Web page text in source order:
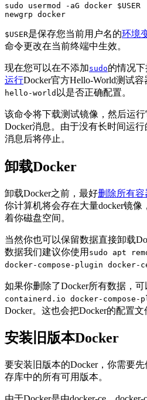
sudo usermod -aG docker $USER
newgrp docker
$USER是保存您当前用户名的环境
命令更改在当前终端中生效。
现在您可以在不添加sudo的情况
运行Docker官方Hello-World测试容
hello-world 以是否正确配置。
该命令将下载测试镜像，然后运
Docker消息。由于没有长时间运
消息后将停止。
卸载Docker
卸载Docker之前，最好删除所有
你计算机将会存在大量docker镜像
着你磁盘空间。
当然你也可以保留数据直接卸载
数据我们建议你使用 sudo apt
docker-compose-plugin docker-
如果你删除了Docker所有数据，可
containerd.io docker-compose-
Docker。这也会把Docker的配置文
安装旧版本Docker
要安装旧版本的Docker，你需要先
存库中的所有可用版本。